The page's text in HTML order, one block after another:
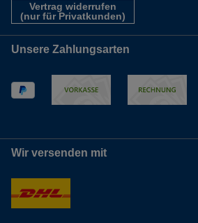
Vertrag widerrufen
(nur für Privatkunden)
Unsere Zahlungsarten
Wir versenden mit